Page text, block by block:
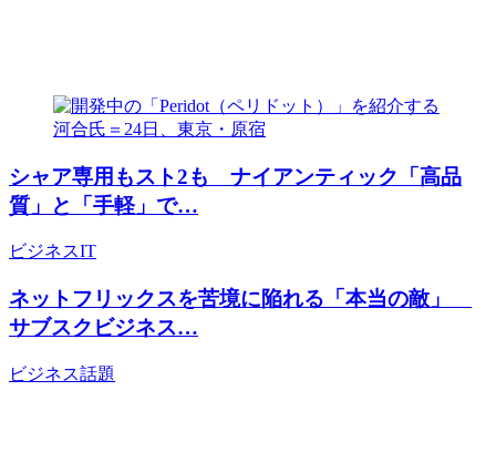
シャア専用もスト2も ナイアンティック「高品
質」と「手軽」で…
ビジネスIT
ネットフリックスを苦境に陥れる「本当の敵」
サブスクビジネス…
ビジネス話題